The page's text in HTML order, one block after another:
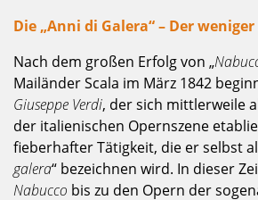
Die „Anni di Galera“ – Der
Nach dem großen Erfolg von „
Mailänder Scala im März 1842
Giuseppe Verdi, der sich mittlerweile
der italienischen Opernszene
fieberhafter Tätigkeit, die er selbst
galera“ bezeichnen wird. In dieser
Nabucco bis zu den Opern der